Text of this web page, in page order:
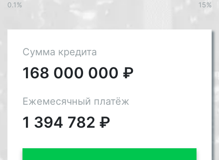
0.1% 15%
Сумма кредита
168 000 000 ₽
Ежемесячный платёж
1 394 782 ₽